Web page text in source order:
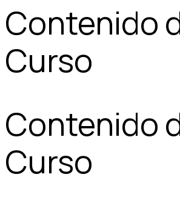
Contenido
Curso
Contenido
Curso